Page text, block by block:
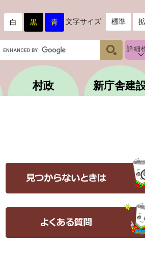
白 黒 青 文字サイズ 標準
詳細
村政 新庁舎建